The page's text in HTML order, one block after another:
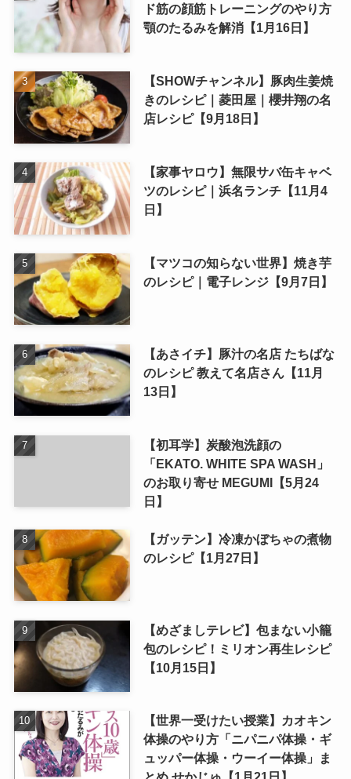
ド筋の顔筋トレーニングのやり方
顎のたるみを解消【1月16日】
【SHOWチャンネル】豚肉生姜焼
きのレシピ｜菱田屋｜櫻井翔の名
店レシピ【9月18日】
【家事ヤロウ】無限サバ缶キャベ
ツのレシピ｜浜名ランチ【11月4
日】
【マツコの知らない世界】焼き芋
のレシピ｜電子レンジ【9月7日】
【あさイチ】豚汁の名店 たちばな
のレシピ 教えて名店さん【11月
13日】
【初耳学】炭酸泡洗顔の
「EKATO. WHITE SPA WASH」
のお取り寄せ MEGUMI【5月24
日】
【ガッテン】冷凍かぼちゃの煮物
のレシピ【1月27日】
【めざましテレビ】包まない小籠
包のレシピ！ミリオン再生レシピ
【10月15日】
【世界一受けたい授業】カオキン
体操のやり方「ニパニパ体操・ギ
ュッパー体操・ウーイー体操」ま